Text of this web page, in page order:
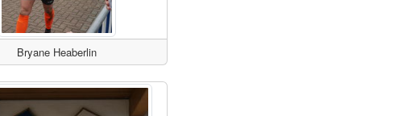
Bryane Heaberlin